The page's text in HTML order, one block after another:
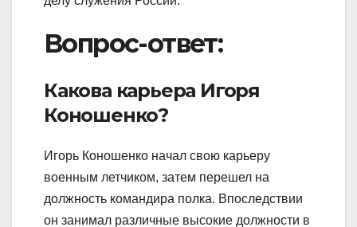
Вопрос-ответ:
Какова карьера Игоря
Коношенко?
Игорь Коношенко начал свою карьеру
военным летчиком, затем перешел на
должность командира полка. Впоследствии
он занимал различные высокие должности в